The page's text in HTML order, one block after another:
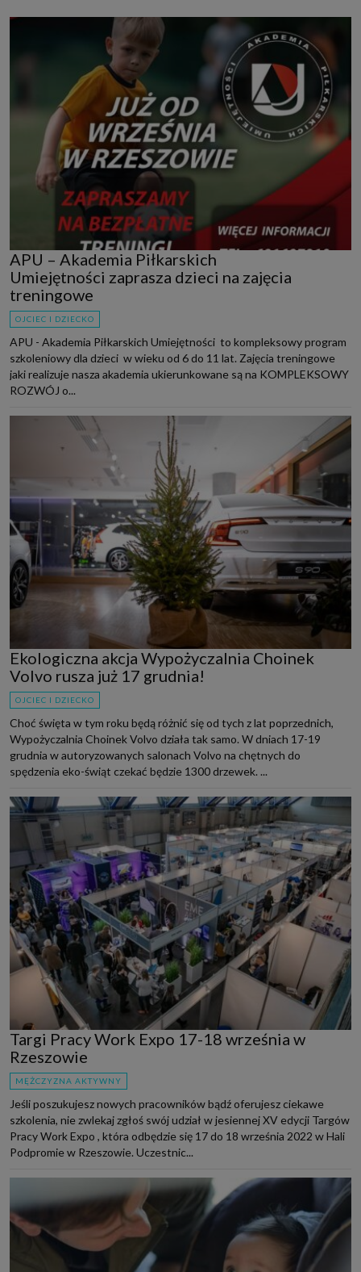
APU – Akademia Piłkarskich
Umiejętności zaprasza dzieci na zajęcia
treningowe
OJCIEC I DZIECKO
APU - Akademia Piłkarskich Umiejętności to kompleksowy program
szkoleniowy dla dzieci w wieku od 6 do 11 lat. Zajęcia treningowe
jaki realizuje nasza akademia ukierunkowane są na KOMPLEKSOWY
ROZWÓJ o...
Ekologiczna akcja Wypożyczalnia Choinek
Volvo rusza już 17 grudnia!
OJCIEC I DZIECKO
Choć święta w tym roku będą różnić się od tych z lat poprzednich,
Wypożyczalnia Choinek Volvo działa tak samo. W dniach 17-19
grudnia w autoryzowanych salonach Volvo na chętnych do
spędzenia eko-świąt czekać będzie 1300 drzewek. ...
Targi Pracy Work Expo 17-18 września w
Rzeszowie
MĘŻCZYZNA AKTYWNY
Jeśli poszukujesz nowych pracowników bądź oferujesz ciekawe
szkolenia, nie zwlekaj zgłoś swój udział w jesiennej XV edycji Targów
Pracy Work Expo , która odbędzie się 17 do 18 września 2022 w Hali
Podpromie w Rzeszowie. Uczestnic...